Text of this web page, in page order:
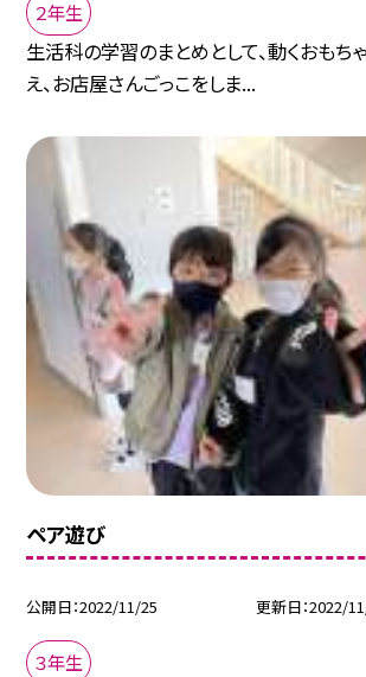
２年生
生活科の学習のまとめとして、動くおもち
え、お店屋さんごっこをしま...
ペア遊び
公開日 2022/11/25 更新日 2022/
３年生